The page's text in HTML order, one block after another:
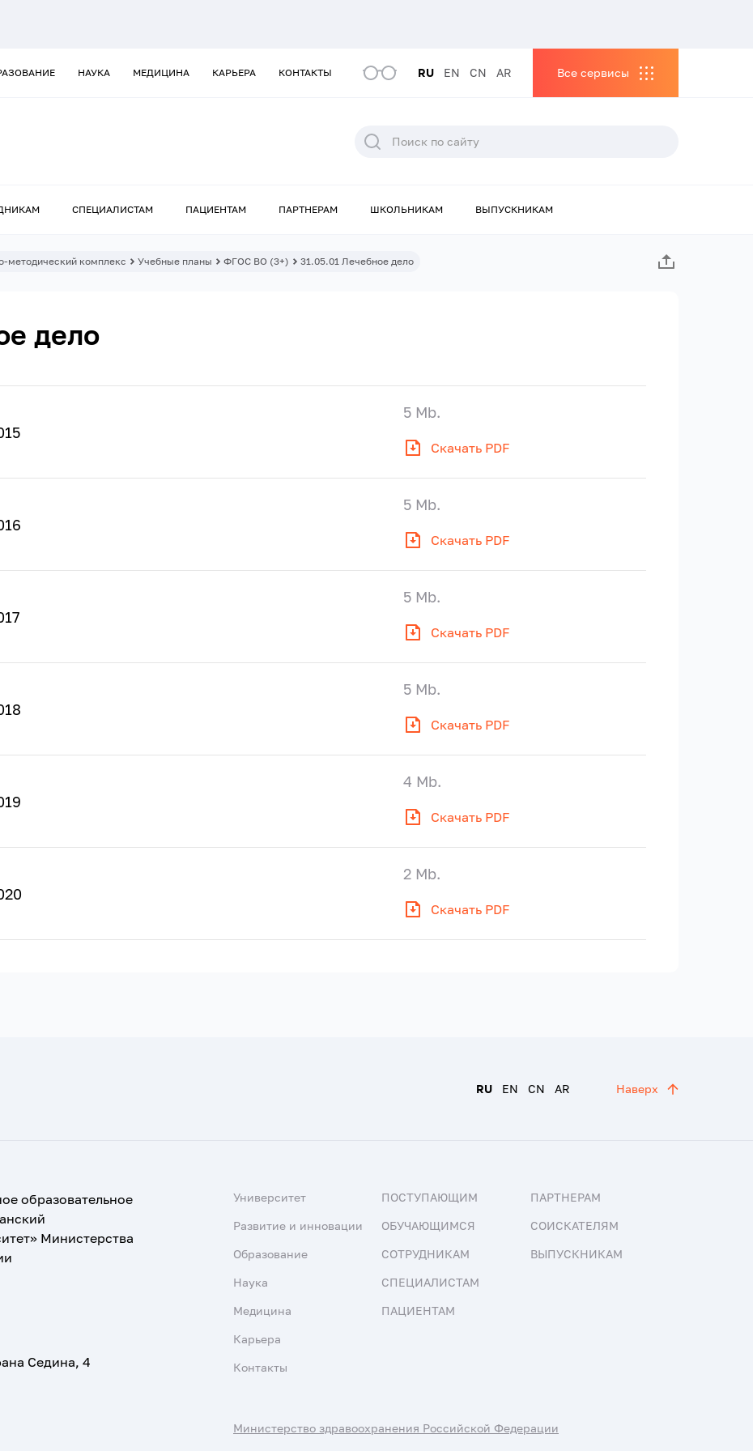
НАУКА МЕДИЦИНА КАРЬЕРА КОНТАКТЫ RU EN CN AR Все сервисы
СПЕЦИАЛИСТАМ ПАЦИЕНТАМ ПАРТНЕРАМ ШКОЛЬНИКАМ ВЫПУСКНИКАМ
методический комплекс Учебные планы ФГОС ВО (3+) 31.05.01 Лечебное дело
дело
Скачать PDF
5 Mb.
Скачать PDF
5 Mb.
Скачать PDF
5 Mb.
Скачать PDF
5 Mb.
Скачать PDF
4 Mb.
Скачать PDF
2 Mb.
RU EN CN AR Наверх
образовательное
Министерства
Седина, 4
Университет
Развитие и инновации
Образование
Наука
Медицина
Карьера
Контакты
ПОСТУПАЮЩИМ
ОБУЧАЮЩИМСЯ
СОТРУДНИКАМ
СПЕЦИАЛИСТАМ
ПАЦИЕНТАМ
ПАРТНЕРАМ
СОИСКАТЕЛЯМ
ВЫПУСКНИКАМ
Министерство здравоохранения Российской Федерации